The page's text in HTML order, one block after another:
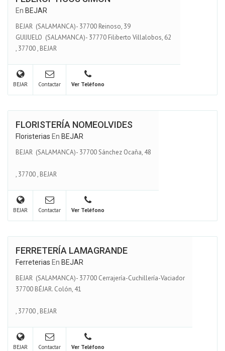
En BEJAR
BEJAR (SALAMANCA)- 37700 Reinoso, 39
GUIJUELO (SALAMANCA)- 37770 Filiberto Villalobos, 62
, 37700, BEJAR
BEJAR Contactar Ver Teléfono
FLORISTERÍA NOMEOLVIDES
Floristerias En BEJAR
BEJAR (SALAMANCA)- 37700 Sánchez Ocaña, 48
, 37700, BEJAR
BEJAR Contactar Ver Teléfono
FERRETERÍA LAMAGRANDE
Ferreterias En BEJAR
BEJAR (SALAMANCA)- 37700 Cerrajería-Cuchillería-Vaciador
37700 BÉJAR. Colón, 41
, 37700, BEJAR
BEJAR Contactar Ver Teléfono